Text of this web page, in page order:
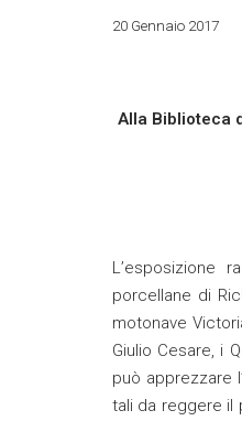
20 Gennaio 2017
Alla Biblioteca
L’esposizione
porcellane di
motonave
Giulio Cesare, i
può apprezzare
tali da reggere il